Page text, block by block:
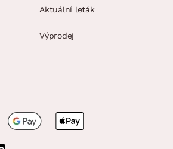
Aktuální leták
Výprodej